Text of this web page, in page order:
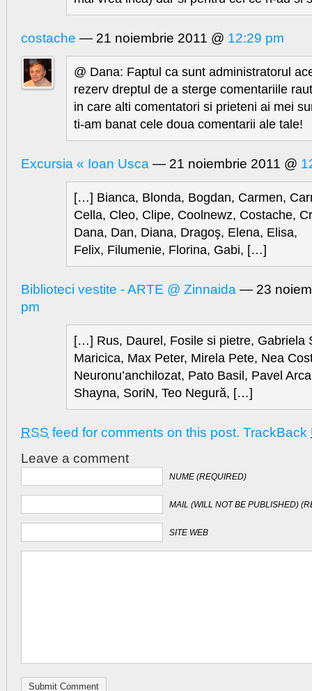
costache — 21 noiembrie 2011 @ 12:29 pm
@ Dana: Faptul ca sunt administratorul
rezerv dreptul de a sterge comentariile
in care alti comentatori si prieteni ai mei
ti-am banat cele doua comentarii ale tale!
Excursia « Ioan Usca — 21 noiembrie 2011 @
[…] Bianca, Blonda, Bogdan, Carmen,
Cella, Cleo, Clipe, Coolnewz, Costache,
Dana, Dan, Diana, Dragoş, Elena, Elisa,
Felix, Filumenie, Florina, Gabi, […]
Biblioteci vestite - ARTE @ Zinnaida — 23
pm
[…] Rus, Daurel, Fosile si pietre, Gabriela
Maricica, Max Peter, Mirela Pete, Nea
Neuronu’anchilozat, Pato Basil, Pavel
Shayna, SoriN, Teo Negură, […]
RSS feed for comments on this post. TrackBack
Leave a comment
NUME (REQUIRED)
MAIL (WILL NOT BE PUBLISHED)
SITE WEB